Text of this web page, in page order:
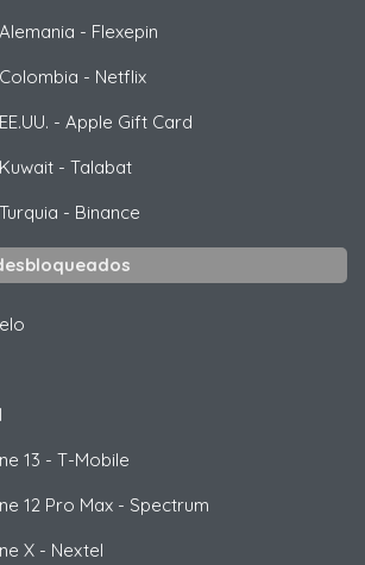
- Flexepin
- Netflix
- Apple Gift Card
- Talabat
- Binance
13 - T-Mobile
12 Pro Max - Spectrum
X - Nextel